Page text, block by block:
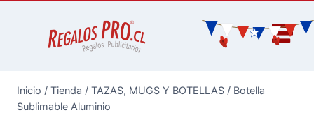
Inicio / Tienda / TAZAS, MUGS Y BOTELLAS / Botella
Sublimable Aluminio